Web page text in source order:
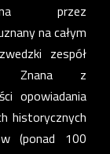
przez
na całym
zespół
Znana z
opowiadania
historycznych
(ponad 100